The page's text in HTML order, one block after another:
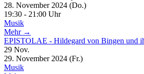
28. November 2024 (Do.)
19:30 - 21:00 Uhr
Musik
Mehr →
EPISTOLAE - Hildegard von Bingen und
29 Nov.
29. November 2024 (Fr.)
Musik